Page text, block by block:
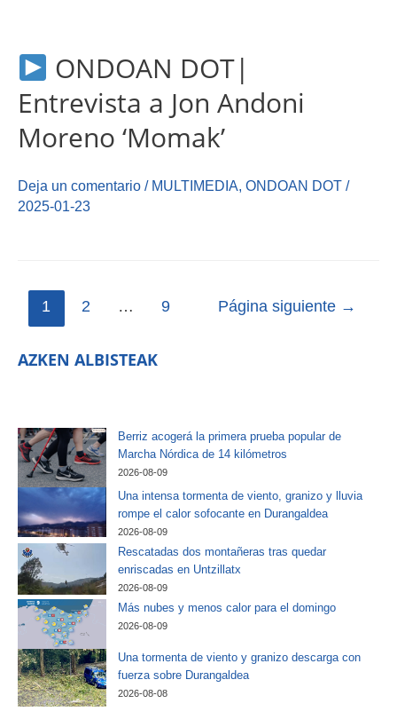
ONDOAN DOT|
Entrevista a Jon Andoni
Moreno ‘Momak’
Deja un comentario / MULTIMEDIA ONDOAN DOT /
2025-01-23
1 2 … 9 Página siguiente →
AZKEN ALBISTEAK
Berriz acogerá la primera prueba popular de
Marcha Nórdica de 14 kilómetros
2026-08-09
Una intensa tormenta de viento, granizo y lluvia
rompe el calor sofocante en Durangaldea
2026-08-09
Rescatadas dos montañeras tras quedar
enriscadas en Untzillatx
2026-08-09
Más nubes y menos calor para el domingo
2026-08-09
Una tormenta de viento y granizo descarga con
fuerza sobre Durangaldea
2026-08-08